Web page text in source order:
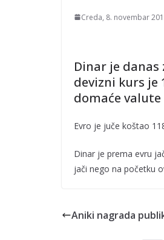
Creda, 8. novembar
Dinar je
devizni kurs je
domaće
Evro je juče koštao
Dinar je prema evru
jači nego na početku
Aniki nagrada